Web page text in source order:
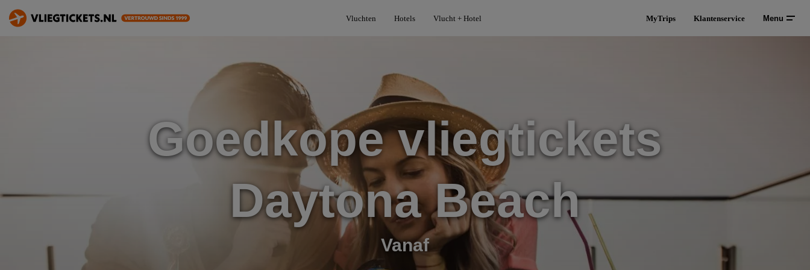
Vluchten Hotels Vlucht + Hotel MyTrips Klantenservice Menu
Goedkope vliegtickets
Daytona Beach
Vanaf